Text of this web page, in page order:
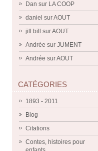
Dan sur LA COOP
daniel surAOUT
jill bill
surAOUT
Andrée sur JUMENT
Andrée surAOUT
CATÉGORIES
1893 - 2011
Blog
Citations
Contes, histoires pour